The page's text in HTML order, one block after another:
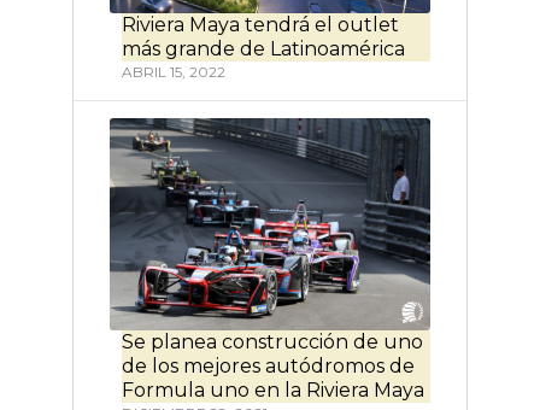
Riviera Maya tendrá el outlet
más grande de Latinoamérica
ABRIL 15, 2022
Se planea construcción de uno
de los mejores autódromos de
Formula uno en la Riviera Maya